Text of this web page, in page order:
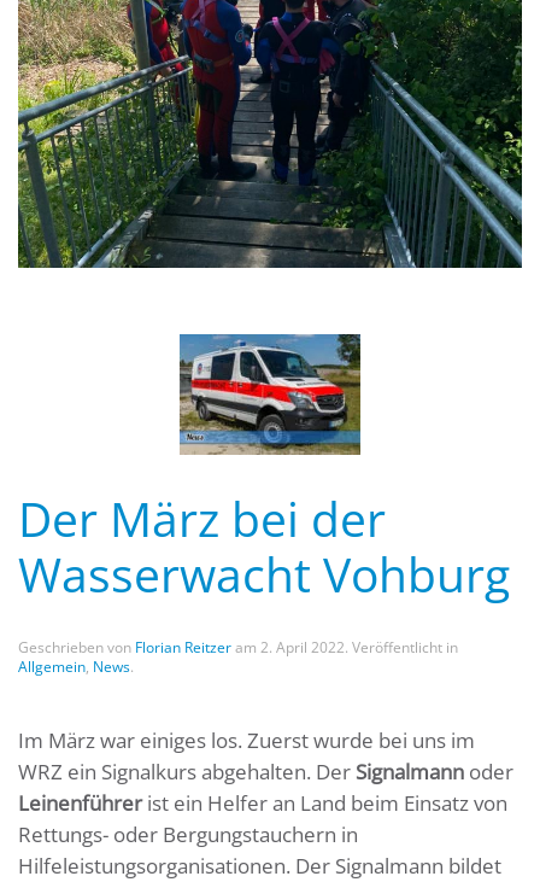
Der März bei der
Wasserwacht Vohburg
Geschrieben von Florian Reitzeram 2. April 2022. Veröffentlicht in
Allgemein, News.
Im März war einiges los. Zuerst wurde bei uns im
WRZ ein Signalkurs abgehalten. Der Signalmann oder
Leinenführerist ein Helfer an Land beim Einsatz von
Rettungs- oder Bergungstauchern in
Hilfeleistungsorganisationen. Der Signalmann bildet